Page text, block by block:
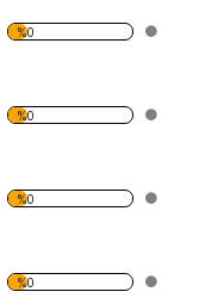
%0
%0
%0
%0